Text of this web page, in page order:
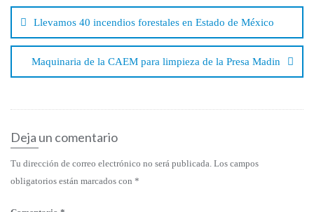
de
entradas
Llevamos 40 incendios forestales en Estado de México
Maquinaria de la CAEM para limpieza de la Presa Madin
Deja un comentario
Tu dirección de correo electrónico no será publicada. Los campos
obligatorios están marcados con *